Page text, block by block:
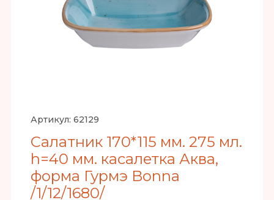
Артикул: 62129
Салатник 170*115 мм. 275 мл.
h=40 мм. касалетка Аква,
форма Гурмэ Bonna
/1/12/1680/